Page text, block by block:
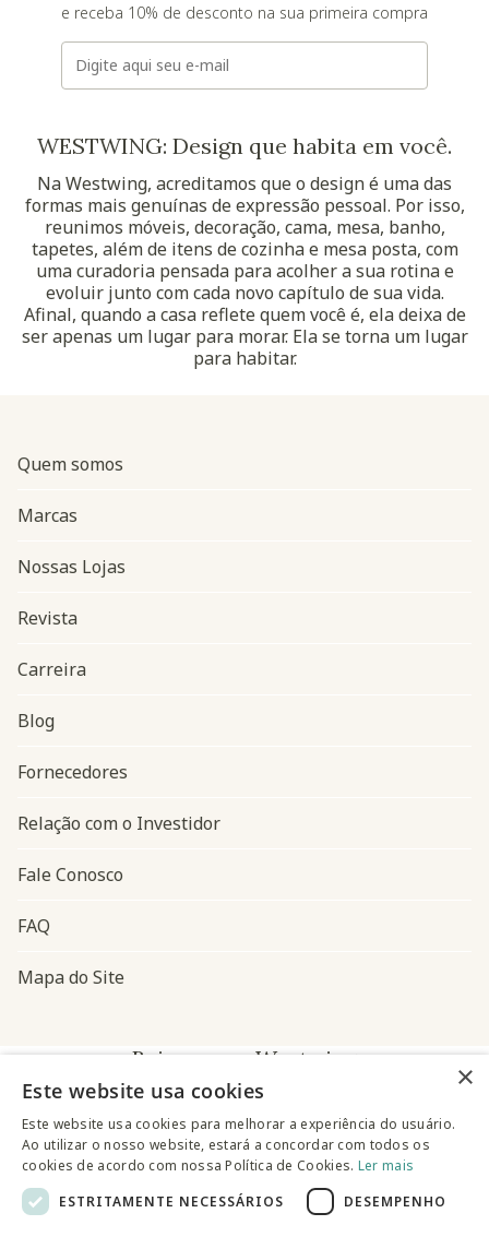
e receba 10% de desconto na sua primeira compra
E-mail
WESTWING: Design que habita em você.
Na Westwing, acreditamos que o design é uma das
formas mais genuínas de expressão pessoal. Por isso,
reunimos móveis, decoração, cama, mesa, banho,
tapetes, além de itens de cozinha e mesa posta, com
uma curadoria pensada para acolher a sua rotina e
evoluir junto com cada novo capítulo de sua vida.
Afinal, quando a casa reflete quem você é, ela deixa de
ser apenas um lugar para morar. Ela se torna um lugar
para habitar.
Navegação do rodapé
Quem somos
Marcas
Nossas Lojas
Revista
Carreira
Blog
Fornecedores
Relação com o Investidor
Fale Conosco
FAQ
Mapa do Site
Baixe o app Westwing
×
Este website usa cookies
Este website usa cookies para melhorar a experiência do usuário.
Ao utilizar o nosso website, estará a concordar com todos os
cookies de acordo com nossa Política de Cookies. Ler mais
ESTRITAMENTE NECESSÁRIOS
DESEMPENHO